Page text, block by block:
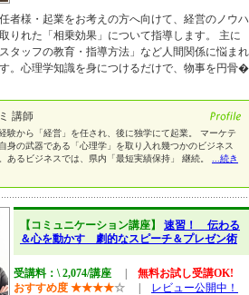
者様・起業をお考えの方へ向けて、経営のノウハ
りれた「相乗効果」について指導します。 主に
タッフの教育・指導方法」など人間関係に悩まれ
。心理学知識を身につけるだけで、物事を円骨�
講師
験から「経営」を任され、後に独学にて起業。 マーケテ
身の武器である「心理学」を取り入れ幾つかのビジネス
あるビジネスでは、県内「最短実績保持」 継続。
...続き
【コミュニケーション講座】 速習！ 伝わる
＆心を動かす 劇的なスピーチ＆プレゼン術
受講料：\ 2,074/講座
無料お試し受講OK!
おすすめ度 ★★★★☆ レビュー公開中！